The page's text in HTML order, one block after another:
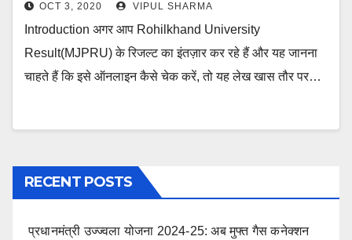
OCT 3, 2020 VIPUL SHARMA
Introduction अगर आप Rohilkhand University
Result(MJPRU) के रिजल्ट का इंतज़ार कर रहे हैं और यह जानना
चाहते हैं कि इसे ऑनलाइन कैसे चेक करें, तो यह लेख खास तौर पर…
RECENT POSTS
प्रधानमंत्री उज्ज्वला योजना 2024-25: अब मुफ्त गैस कनेक्शन